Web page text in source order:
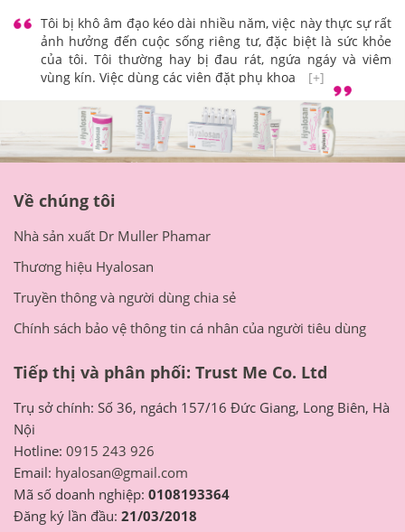
Tôi bị khô âm đạo kéo dài nhiều năm, việc này thực sự rất
ảnh hưởng đến cuộc sống riêng tư, đặc biệt là sức khỏe
của tôi. Tôi thường hay bị đau rát, ngứa ngáy và viêm
vùng kín. Việc dùng các viên đặt phụ khoa
[+]
Về chúng tôi
Nhà sản xuất Dr Muller Phamar
Thương hiệu Hyalosan
Truyền thông và người dùng chia sẻ
Chính sách bảo vệ thông tin cá nhân của người tiêu dùng
Tiếp thị và phân phối: Trust Me Co. Ltd
Trụ sở chính: Số 36, ngách 157/16 Đức Giang, Long Biên, Hà
Nội
Hotline: 0915 243 926
Email: hyalosan@gmail.com
Mã số doanh nghiệp: 0108193364
Đăng ký lần đầu: 21/03/2018